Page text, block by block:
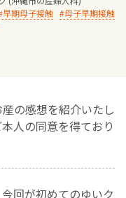
早期母子接触
母子早期接触
の感想を紹介いたし
人の同意を得ており
回が初めてのゆいク
理念
援